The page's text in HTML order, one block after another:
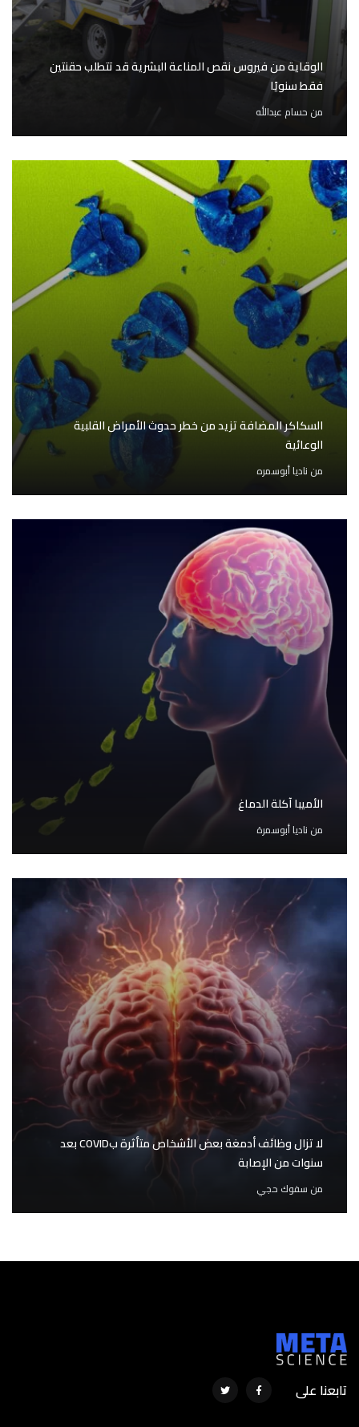
الوقاية من فيروس نقص المناعة البشرية قد تتطلب حقنتين
فقط سنويًا
من حسام عبدالله
السكاكر المضافة تزيد من خطر حدوث الأمراض القلبية
الوعائية
من ناديا أبوسمره
الأميبا آكلة الدماغ
من ناديا أبوسمرة
لا تزال وظائف أدمغة بعض الأشخاص متأثرة بCOVID بعد
سنوات من الإصابة
من سفوك حجي
تابعنا على